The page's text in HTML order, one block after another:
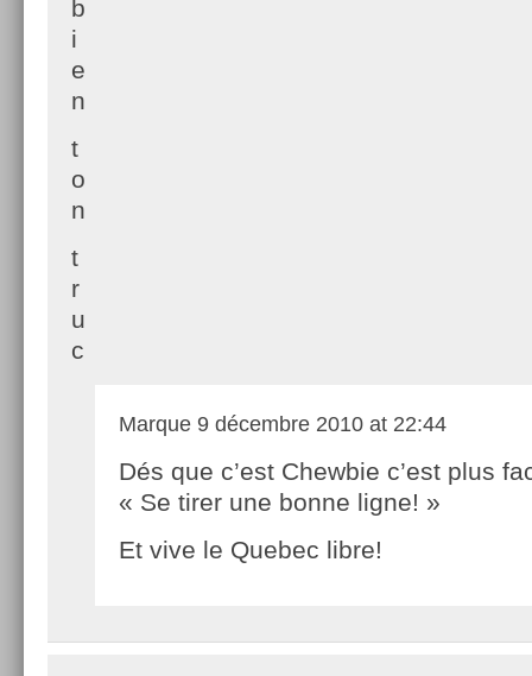
b
i
e
n
t
o
n
t
r
u
c
Marque 9 décembre 2010 at 22:44
Dés que c’est Chewbie c’est plus
« Se tirer une bonne ligne! »
Et vive le Quebec libre!